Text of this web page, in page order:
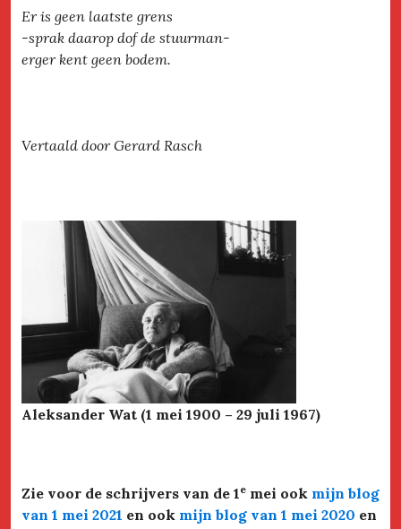
Er is geen laatste grens
-sprak daarop dof de stuurman-
erger kent geen bodem.
Vertaald door Gerard Rasch
Aleksander Wat (1 mei 1900 – 29 juli 1967)
Zie voor de schrijvers van de 1 e mei ook mijn blog
van 1 mei 2021 en ook mijn blog van 1 mei 2020 en